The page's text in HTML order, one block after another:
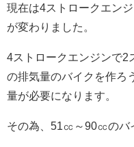
現在は4ストロークエン
が変わりました。
4ストロークエンジンで2
の排気量のバイクを作ろ
量が必要になります。
その為、51㏄～90㏄のバ